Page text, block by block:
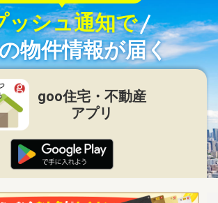
ッシュ通知で
物件情報が届く
goo住宅・不動産
アプリ